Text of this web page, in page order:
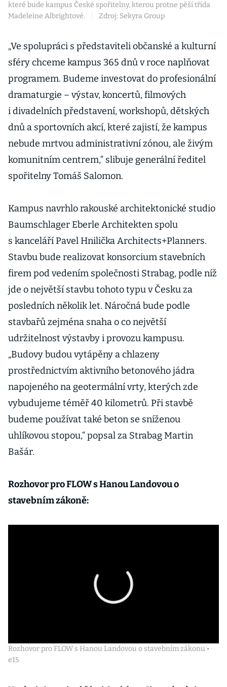
které bude kampus České spořitelny, kterou protne pěší třída
Madeleine Albrightové.
Zdroj: Sekyra Group
„Ve spolupráci s představiteli občanské a kulturní
sféry chceme kampus 365 dnů v roce naplňovat
programem. Budeme investovat do profesionální
dramaturgie – výstav, koncertů, filmových
i divadelních představení, workshopů, dětských
dnů a sportovních akcí, které zajistí, že kampus
nebude mrtvou administrativní zónou, ale živým
komunitním centrem,“ slibuje generální ředitel
spořitelny Tomáš Salomon.
Kampus navrhlo rakouské architektonické studio
Baumschlager Eberle Architekten spolu
s kanceláří Pavel Hnilička Architects+Planners.
Stavbu bude realizovat konsorcium stavebních
firem pod vedením společnosti Strabag, podle níž
jde o největší stavbu tohoto typu v Česku za
posledních několik let. Náročná bude podle
stavbařů zejména snaha o co největší
udržitelnost výstavby i provozu kampusu.
„Budovy budou vytápěny a chlazeny
prostřednictvím aktivního betonového jádra
napojeného na geotermální vrty, kterých zde
vybudujeme téměř 40 kilometrů. Při stavbě
budeme používat také beton se sníženou
uhlíkovou stopou,“ popsal za Strabag Martin
Bašár.
Rozhovor pro FLOW s Hanou Landovou o
stavebním zákoně:
Rozhovor pro FLOW s Hanou Landovou o stavebním zákonu •
e15